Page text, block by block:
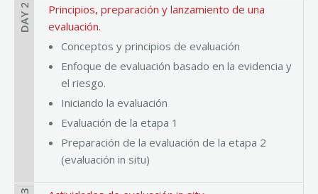
DAY 2
Principios, preparación y lanzamiento de una
evaluación.
Conceptos y principios de evaluación
Enfoque de evaluación basado en la evidencia y
el riesgo.
Iniciando la evaluación
Evaluación de la etapa 1
Preparación de la evaluación de la etapa 2
(evaluación in situ)